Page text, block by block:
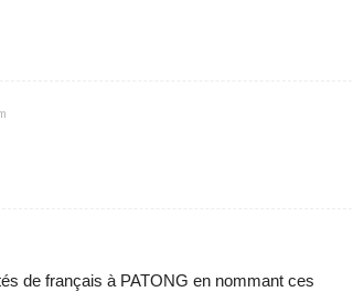
de français à PATONG en nommant ces